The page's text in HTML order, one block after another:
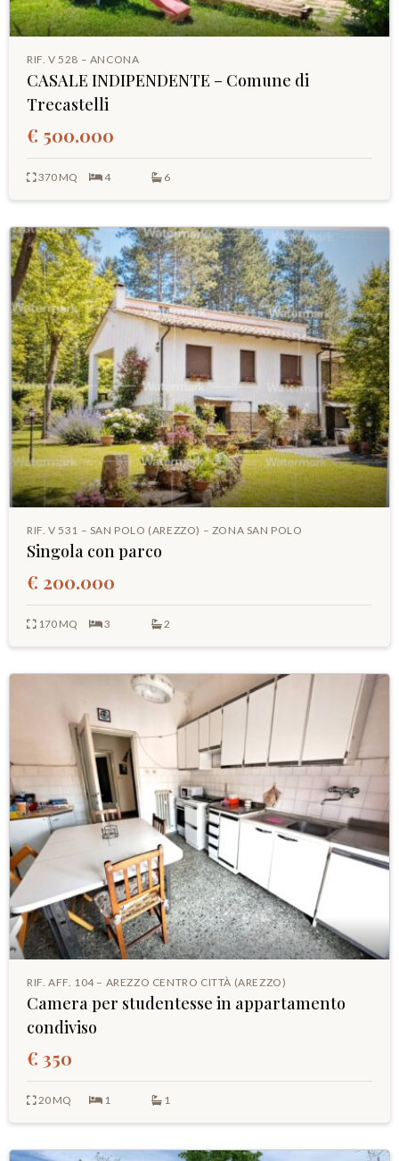
RIF. V 528 – ANCONA
CASALE INDIPENDENTE – Comune di
Trecastelli
€ 500.000
370 MQ 4 6
RIF. V 531 – SAN POLO (AREZZO) – ZONA SAN POLO
Singola con parco
€ 200.000
170 MQ 3 2
RIF. AFF. 104 – AREZZO CENTRO CITTÀ (AREZZO)
Camera per studentesse in appartamento
condiviso
€ 350
20 MQ 1 1